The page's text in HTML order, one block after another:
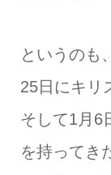
というのも
25日にキリ
そして1月6
を持ってき